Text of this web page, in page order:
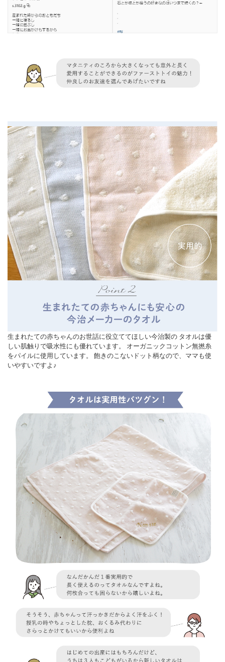
生まれたての赤ちゃんのお世話に役立ててほしい今治製の タオルは優
しい肌触りで吸水性にも優れています。 オーガニックコットン無撚糸
をパイルに使用しています。 飽きのこないドット柄なので、ママも使
いやすいですよ♪